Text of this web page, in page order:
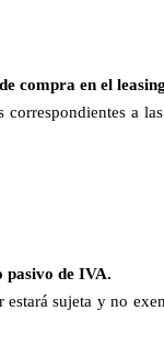
compra en el
a
pasivo de IVA.
sujeta y no